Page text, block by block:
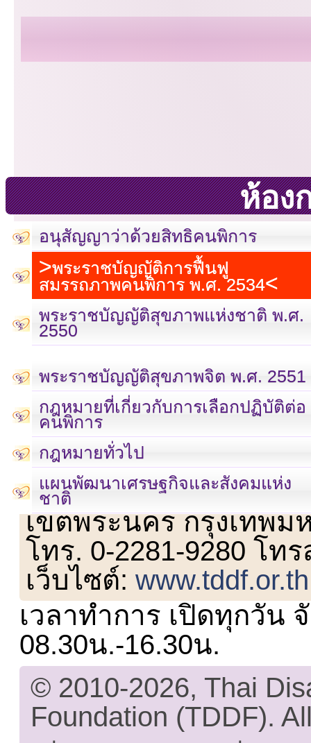
ห้อง
อนุสัญญาว่าด้วยสิทธิคนพิการ
พระราชบัญญัติการฟื้นฟู
สมรรถภาพคนพิการ พ.ศ. 2534
พระราชบัญญัติสุขภาพแห่งชาติ พ.ศ.
2550
พระราชบัญญัติสุขภาพจิต พ.ศ. 2551
กฎหมายที่เกี่ยวกับการเลือกปฏิบัติต่อ
คนพิการ
กฎหมายทั่วไป
แผนพัฒนาเศรษฐกิจและสังคมแห่ง
ชาติ
เลขที่ 23 ชั้น 2 ถนนวิ
เขตพระนคร กรุงเทพม
โทร. 0-2281-9280 โท
เว็บไซต์:www.tddf.or.th
เวลาทำการ เปิดทุกวัน
08.30น.-16.30น.
© 2010-2026, Thai
Foundation (TDDF).